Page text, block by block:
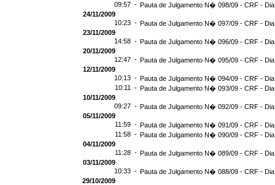
09:57 - Pauta de Julgamento N� 098/09 - CRF -
24/11/2009
10:23 - Pauta de Julgamento N� 097/09 - CRF - Dia
23/11/2009
14:58 - Pauta de Julgamento N� 096/09 - CRF - Dia
20/11/2009
12:47 - Pauta de Julgamento N� 095/09 - CRF - Dia
12/11/2009
10:13 - Pauta de Julgamento N� 094/09 - CRF - Dia
10:11 - Pauta de Julgamento N� 093/09 - CRF - Dia
10/11/2009
09:27 - Pauta de Julgamento N� 092/09 - CRF - Dia
05/11/2009
11:59 - Pauta de Julgamento N� 091/09 - CRF - Dia
11:58 - Pauta de Julgamento N� 090/09 - CRF - Dia
04/11/2009
11:28 - Pauta de Julgamento N� 089/09 - CRF - Dia
03/11/2009
10:33 - Pauta de Julgamento N� 088/09 - CRF - Dia
29/10/2009